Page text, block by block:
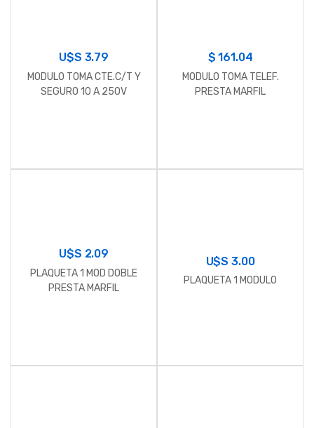
U$S 3.79
MODULO TOMA CTE.C/T Y
SEGURO 10 A 250V
$161.04
MODULO TOMA TELEF.
PRESTA MARFIL
U$S 2.09
PLAQUETA 1 MOD DOBLE
PRESTA MARFIL
U$S 3.00
PLAQUETA 1 MODULO